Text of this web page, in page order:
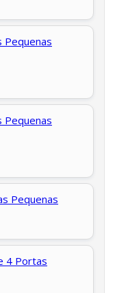
Pequenas
Pequenas
Pequenas
4 Portas